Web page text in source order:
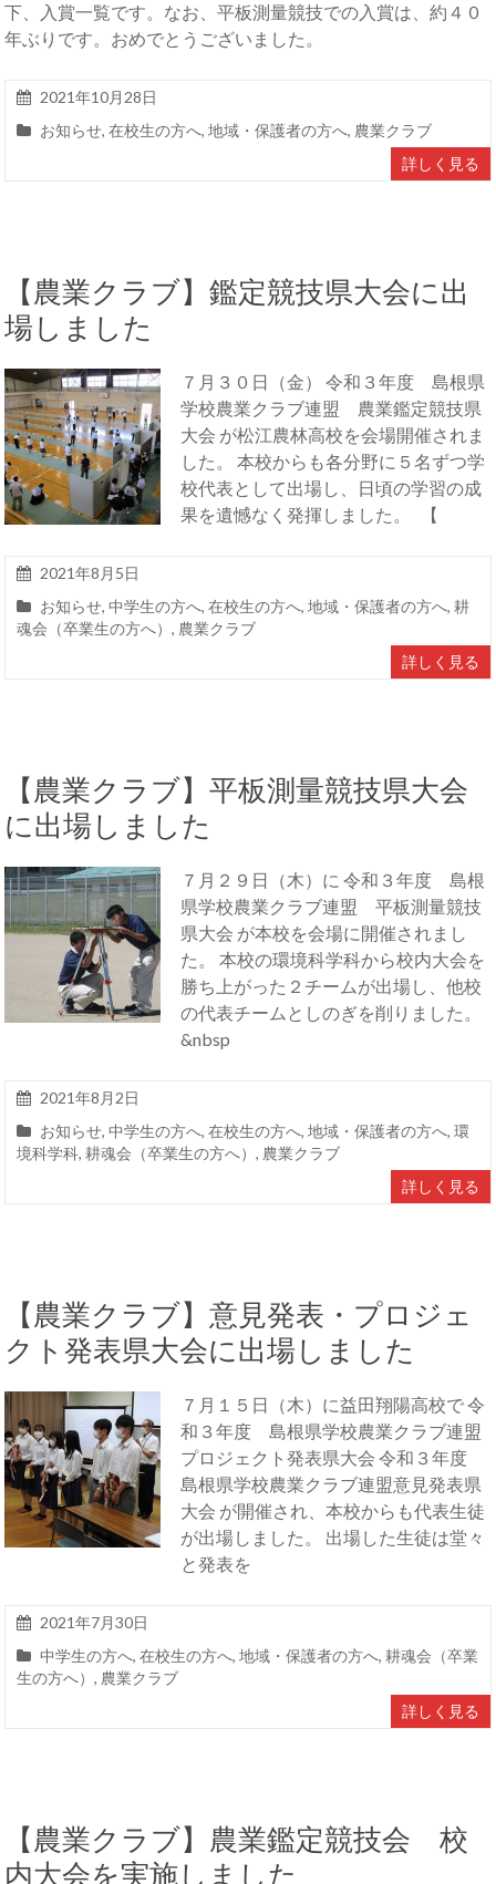
下、入賞一覧です。なお、平板測量競技での入賞は、約４０
年ぶりです。おめでとうございました。
2021年10月28日
お知らせ,在校生の方へ,地域・保護者の方へ, 農業クラブ
詳しく見る
【農業クラブ】鑑定競技県大会に出
場しました
７月３０日（金） 令和３年度 島根県
学校農業クラブ連盟 農業鑑定競技県
大会 が松江農林高校を会場開催されま
した。 本校からも各分野に５名ずつ学
校代表として出場し、日頃の学習の成
果を遺憾なく発揮しました。 【
2021年8月5日
お知らせ,中学生の方へ,在校生の方へ,地域・保護者の方へ,耕
魂会（卒業生の方へ）, 農業クラブ
詳しく見る
【農業クラブ】平板測量競技県大会
に出場しました
７月２９日（木）に 令和３年度 島根
県学校農業クラブ連盟 平板測量競技
県大会 が本校を会場に開催されまし
た。 本校の環境科学科から校内大会を
勝ち上がった２チームが出場し、他校
の代表チームとしのぎを削りました。
&nbsp
2021年8月2日
お知らせ,中学生の方へ,在校生の方へ,地域・保護者の方へ,環
境科学科,耕魂会（卒業生の方へ）, 農業クラブ
詳しく見る
【農業クラブ】意見発表・プロジェ
クト発表県大会に出場しました
７月１５日（木）に益田翔陽高校で 令
和３年度 島根県学校農業クラブ連盟
プロジェクト発表県大会 令和３年度
島根県学校農業クラブ連盟意見発表県
大会 が開催され、本校からも代表生徒
が出場しました。 出場した生徒は堂々
と発表を
2021年7月30日
中学生の方へ,在校生の方へ,地域・保護者の方へ,耕魂会（卒業
生の方へ）, 農業クラブ
詳しく見る
【農業クラブ】農業鑑定競技会 校
内大会を実施しました